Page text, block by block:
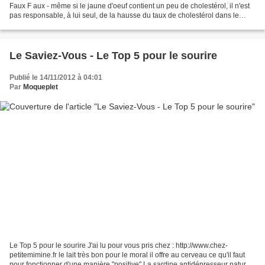
Faux F aux - même si le jaune d'oeuf contient un peu de cholestérol, il n'est
pas responsable, à lui seul, de la hausse du taux de cholestérol dans le
Le Saviez-Vous - Le Top 5 pour le sourire
Publié le 14/11/2012 à 04:01
Par Moqueplet
Le Top 5 pour le sourire J'ai lu pour vous pris chez : http://www.chez-
petitemimine.fr le lait très bon pour le moral il offre au cerveau ce qu'il faut